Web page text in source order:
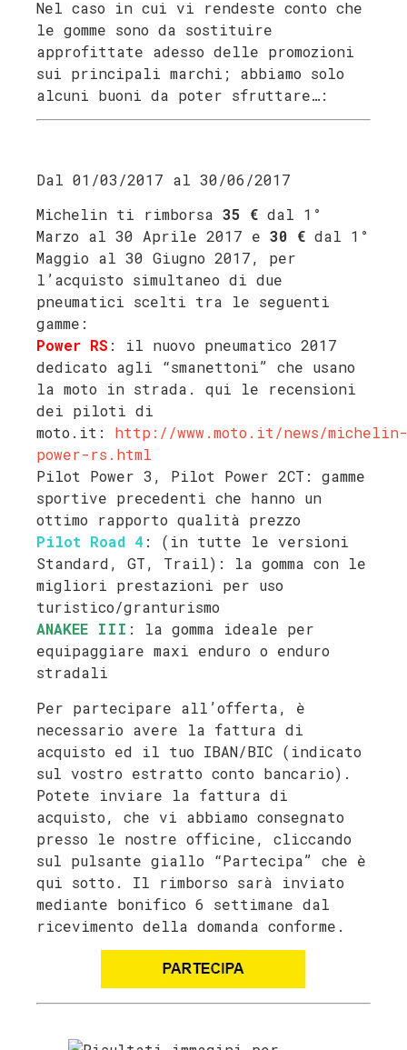
Nel caso in cui vi rendeste conto che
le gomme sono da sostituire
approfittate adesso delle promozioni
sui principali marchi; abbiamo solo
alcuni buoni da poter sfruttare…:
Dal 01/03/2017 al 30/06/2017
Michelin ti rimborsa 35 € dal 1°
Marzo al 30 Aprile 2017 e 30 € dal 1°
Maggio al 30 Giugno 2017, per
l’acquisto simultaneo di due
pneumatici scelti tra le seguenti
gamme:
Power RS : il nuovo pneumatico 2017
dedicato agli “smanettoni” che usano
la moto in strada. qui le recensioni
dei piloti di
moto.it: http://www.moto.it/news/michelin-
power-rs.html
Pilot Power 3, Pilot Power 2CT: gamme
sportive precedenti che hanno un
ottimo rapporto qualità prezzo
Pilot Road 4 : (in tutte le versioni
Standard, GT, Trail): la gomma con le
migliori prestazioni per uso
turistico/granturismo
ANAKEE III : la gomma ideale per
equipaggiare maxi enduro o enduro
stradali
Per partecipare all’offerta, è
necessario avere la fattura di
acquisto ed il tuo IBAN/BIC (indicato
sul vostro estratto conto bancario).
Potete inviare la fattura di
acquisto, che vi abbiamo consegnato
presso le nostre officine, cliccando
sul pulsante giallo “Partecipa” che è
qui sotto. Il rimborso sarà inviato
mediante bonifico 6 settimane dal
ricevimento della domanda conforme.